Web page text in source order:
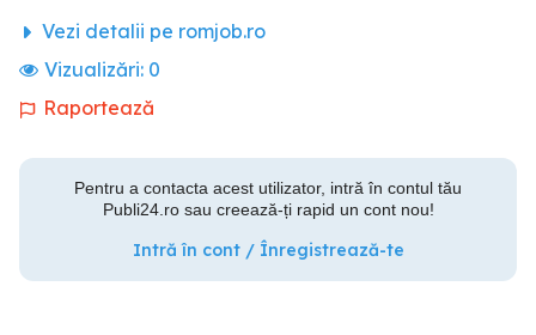
Vezi detalii pe romjob.ro
Vizualizări: 0
Raportează
Pentru a contacta acest utilizator, intră în contul tău
Publi24.ro sau creează-ți rapid un cont nou!
Intră în cont / Înregistrează-te